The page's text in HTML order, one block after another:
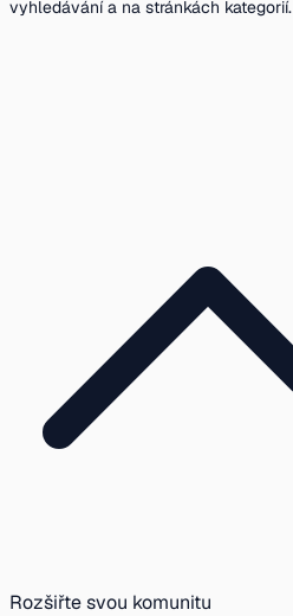
vyhledávání a na stránkách kategorií.
Rozšiřte svou komunitu